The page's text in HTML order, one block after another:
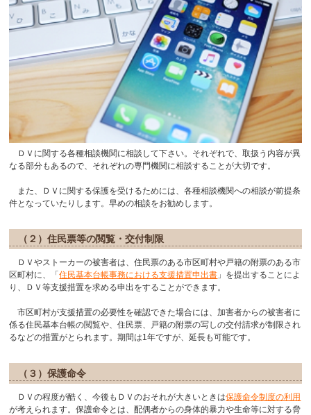
ＤＶに関する各種相談機関に相談して下さい。それぞれで、取扱う内容が異
なる部分もあるので、それぞれの専門機関に相談することが大切です。
また、ＤＶに関する保護を受けるためには、各種相談機関への相談が前提条
件となっていたりします。早めの相談をお勧めします。
（２）住民票等の閲覧・交付制限
ＤＶやストーカーの被害者は、住民票のある市区町村や戸籍の附票のある市
区町村に、「住民基本台帳事務における支援措置申出書 」を提出することによ
り、ＤＶ等支援措置を求める申出をすることができます。
市区町村が支援措置の必要性を確認できた場合には、加害者からの被害者に
係る住民基本台帳の閲覧や、住民票、戸籍の附票の写しの交付請求が制限され
るなどの措置がとられます。期間は1年ですが、延長も可能です。
（３）保護命令
ＤＶの程度が酷く、今後もＤＶのおそれが大きいときは保護命令制度の利用
が考えられます。保護命令とは、配偶者からの身体的暴力や生命等に対する脅